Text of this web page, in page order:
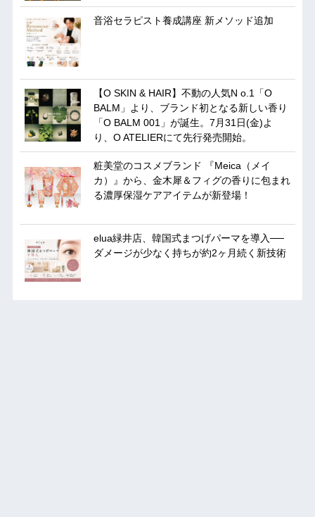
音浴セラピスト養成講座 新メソッド追加
【O SKIN & HAIR】不動の人気N o.1「O
BALM」より、ブランド初となる新しい香り
「O BALM 001」が誕生。7月31日(金)よ
り、O ATELIERにて先行発売開始。
粧美堂のコスメブランド 『Meica（メイ
カ）』から、金木犀＆フィグの香りに包まれ
る濃厚保湿ケアアイテムが新登場！
elua緑井店、韓国式まつげパーマを導入──
ダメージが少なく持ちが約2ヶ月続く新技術